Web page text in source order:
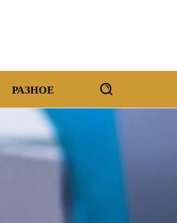
РАЗНОЕ